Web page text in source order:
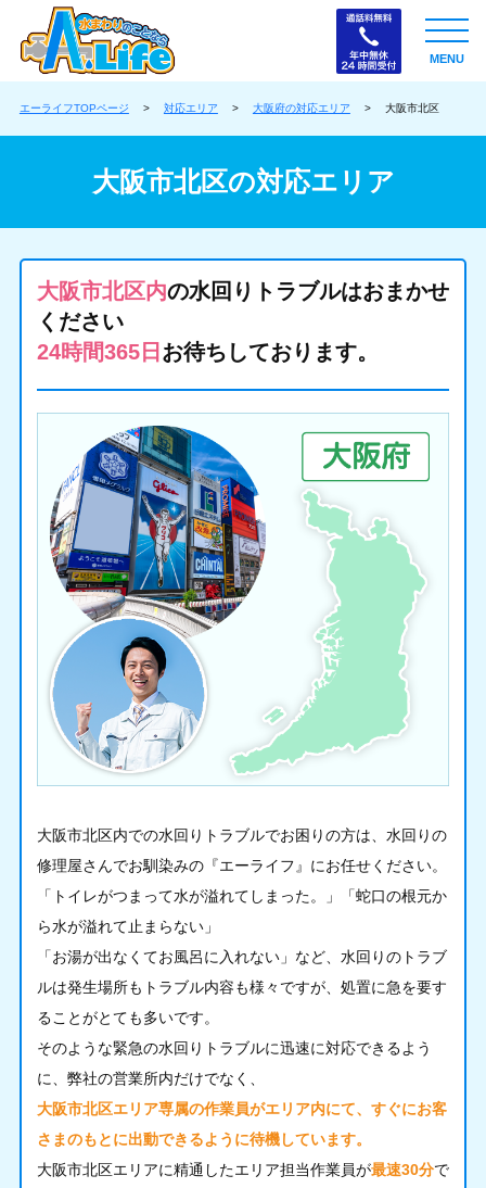
MENU
エーライフTOPページ > 対応エリア > 大阪府の対応エリア > 大阪市北区
大阪市北区の対応エリア
大阪市北区内の水回りトラブルはおまかせ
ください
24時間365日 お待ちしております。
大阪市北区内での水回りトラブルでお困りの方は、水回りの
修理屋さんでお馴染みの『エーライフ』にお任せください。
「トイレがつまって水が溢れてしまった。」「蛇口の根元か
ら水が溢れて止まらない」
「お湯が出なくてお風呂に入れない」など、水回りのトラブ
ルは発生場所もトラブル内容も様々ですが、処置に急を要す
ることがとても多いです。
そのような緊急の水回りトラブルに迅速に対応できるよう
に、弊社の営業所内だけでなく、
大阪市北区エリア専属の作業員がエリア内にて、すぐにお客
さまのもとに出動できるように待機しています。
大阪市北区エリアに精通したエリア担当作業員が最速30分で